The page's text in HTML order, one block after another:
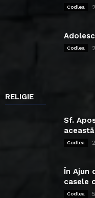
Codlea
Codlea
RELIGIE
Sf.
Codlea
În Ajun
casele
Codlea